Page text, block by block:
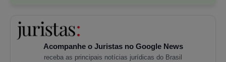
Acompanhe o Juristas no Google News
receba as principais notícias jurídicas do Brasil